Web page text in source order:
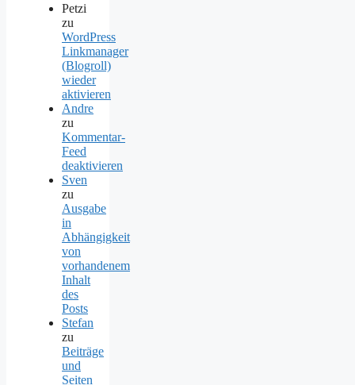
Petzi
zu
WordPress
Linkmanager
(Blogroll)
wieder
aktivieren
Andre
zu
Kommentar-
Feed
deaktivieren
Sven
zu
Ausgabe
in
Abhängigkeit
von
vorhandenem
Inhalt
des
Posts
Stefan
zu
Beiträge
und
Seiten